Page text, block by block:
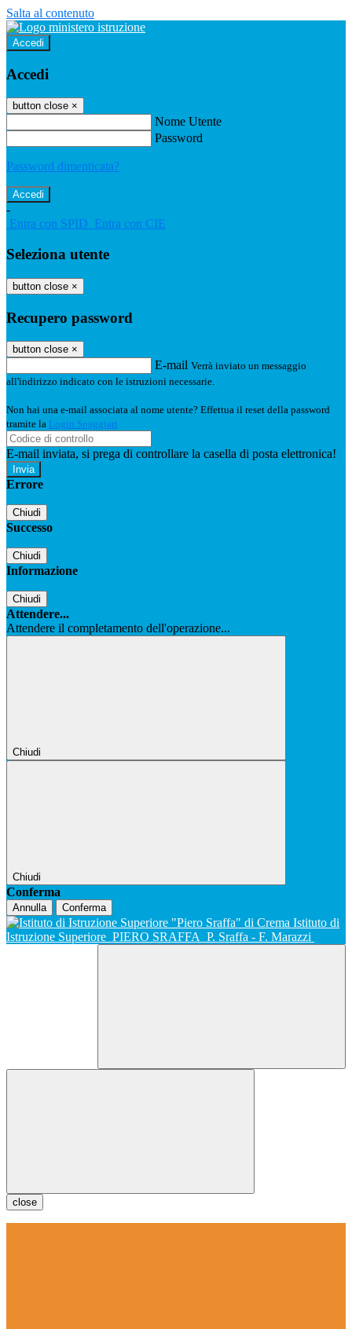
Salta al contenuto
Accedi
Accedi
button close ×
Nome Utente
Password
Password dimenticata?
-
Entra con SPID Entra con CIE
Seleziona utente
button close ×
Recupero password
button close ×
E-mail Verrà inviato un messaggio
all'indirizzo indicato con le istruzioni necessarie.
Non hai una e-mail associata al nome utente? Effettua il reset della password
tramite la Login Spaggiari
E-mail inviata, si prega di controllare la casella di posta elettronica!
Errore
Chiudi
Successo
Chiudi
Informazione
Chiudi
Attendere...
Attendere il completamento dell'operazione...
Chiudi
Chiudi
Conferma
Annulla Conferma
Istituto di
Istruzione Superiore PIERO SRAFFA P. Sraffa - F. Marazzi
close